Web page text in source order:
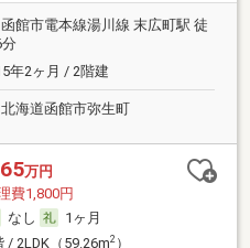
函館市電本線湯川線 末広町駅 徒
年2ヶ月 / 2階建
北海道函館市弥生町
万円
費1,800円
なし
1ヶ月
/ 2LDK（59.26m2）